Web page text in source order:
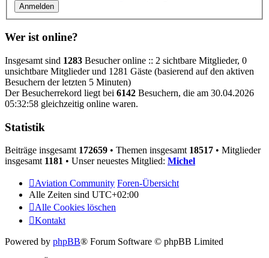
Wer ist online?
Insgesamt sind 1283 Besucher online :: 2 sichtbare Mitglieder, 0
unsichtbare Mitglieder und 1281 Gäste (basierend auf den aktiven
Besuchern der letzten 5 Minuten)
Der Besucherrekord liegt bei 6142 Besuchern, die am 30.04.2026
05:32:58 gleichzeitig online waren.
Statistik
Beiträge insgesamt 172659 • Themen insgesamt 18517 • Mitglieder
insgesamt 1181 • Unser neuestes Mitglied: Michel
Aviation Community Foren-Übersicht
Alle Zeiten sind UTC+02:00
Alle Cookies löschen
Kontakt
Powered by phpBB® Forum Software © phpBB Limited